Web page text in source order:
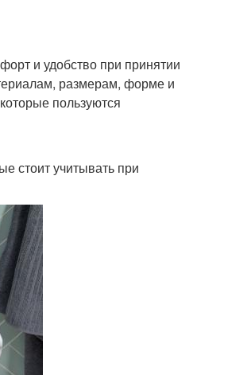
и удобство при принятии
размерам, форме и
пользуются
стоит учитывать при